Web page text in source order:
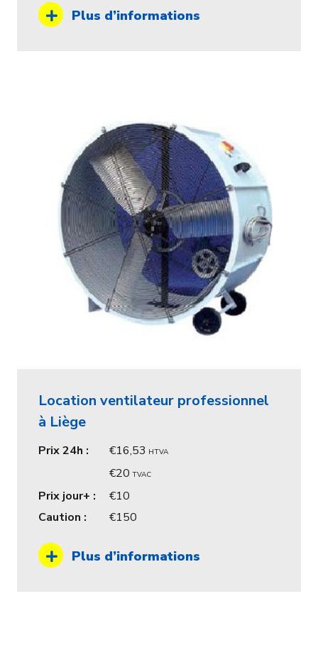
Plus d’informations
Location ventilateur professionnel
à Liège
Prix 24h : 16,53 HTVA
20 TVAC
Prix jour+ :
10
Caution :
150
Plus d’informations